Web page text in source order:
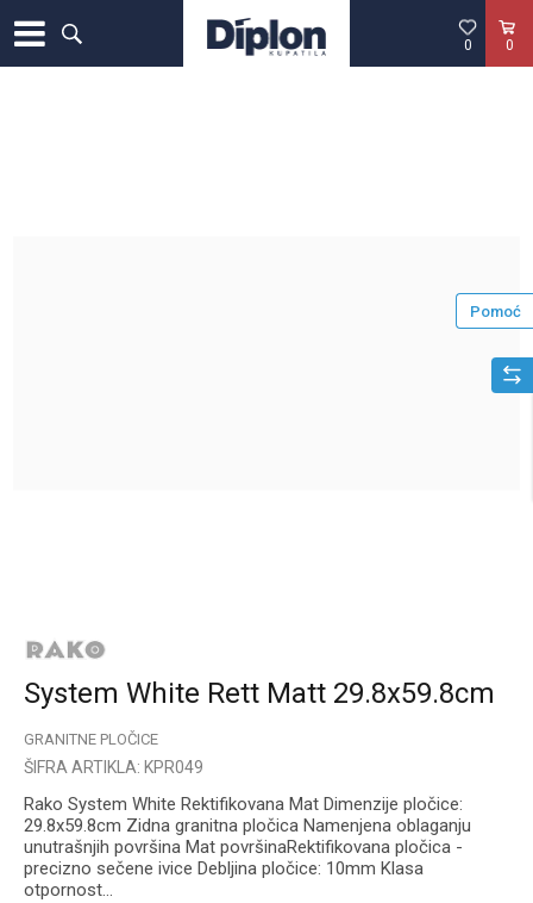
0
0
System White Rett Matt 29.8x59.8cm
GRANITNE PLOČICE
ŠIFRA ARTIKLA: KPR049
Rako System White Rektifikovana Mat Dimenzije pločice:
29.8x59.8cm Zidna granitna pločica Namenjena oblaganju
unutrašnjih površina Mat površinaRektifikovana pločica -
precizno sečene ivice Debljina pločice: 10mm Klasa
otpornost...
Pomoć